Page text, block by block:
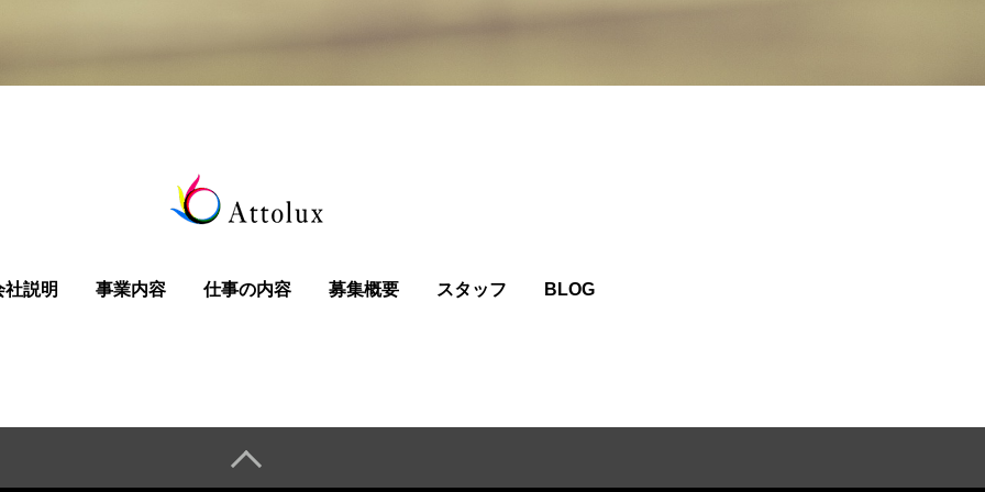
社説明 事業内容 仕事の内容 募集概要 スタッフ BLOG